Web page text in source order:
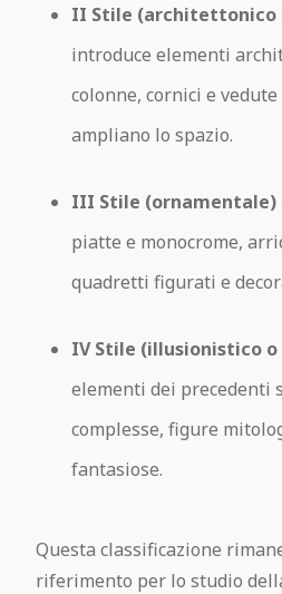
II Stile (architettonico
introduce elementi
colonne, cornici e
ampliano lo spazio.
III Stile (ornamentale)
piatte e monocrome,
quadretti figurati e
IV Stile (illusionistico
elementi dei precedenti
complesse, figure
fantasiose.
Questa classificazione
riferimento per lo studio